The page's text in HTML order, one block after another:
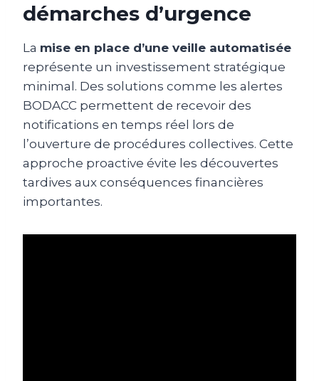
démarches d’urgence
La mise en place d’une veille automatisée
représente un investissement stratégique
minimal. Des solutions comme les alertes
BODACC permettent de recevoir des
notifications en temps réel lors de
l’ouverture de procédures collectives. Cette
approche proactive évite les découvertes
tardives aux conséquences financières
importantes.